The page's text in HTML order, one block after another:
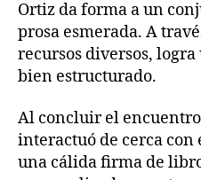
Ortiz da forma a un
prosa esmerada. A
recursos diversos,
bien estructurado.
Al concluir el
interactuó de cerca
una cálida firma de